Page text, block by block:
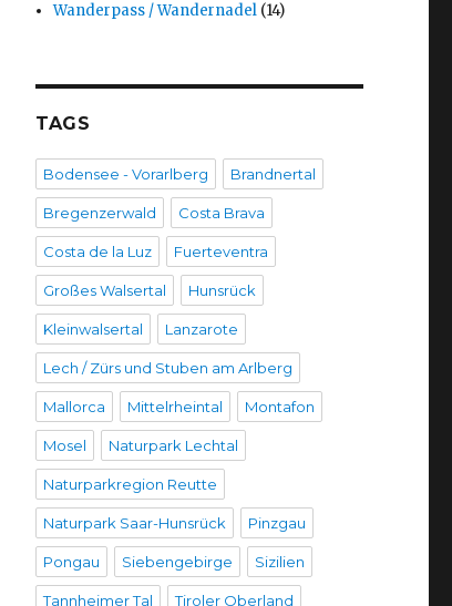
Wanderpass / Wandernadel (14)
TAGS
Bodensee - Vorarlberg Brandnertal
Bregenzerwald Costa Brava
Costa de la Luz Fuerteventra
Großes Walsertal Hunsrück
Kleinwalsertal Lanzarote
Lech / Zürs und Stuben am Arlberg
Mallorca Mittelrheintal Montafon
Mosel Naturpark Lechtal
Naturparkregion Reutte
Naturpark Saar-Hunsrück Pinzgau
Pongau Siebengebirge Sizilien
Tannheimer Tal Tiroler Oberland